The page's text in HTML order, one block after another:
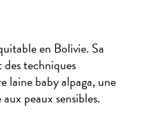
en Bolivie. Sa
techniques
laine baby alpaga, une
peaux sensibles.